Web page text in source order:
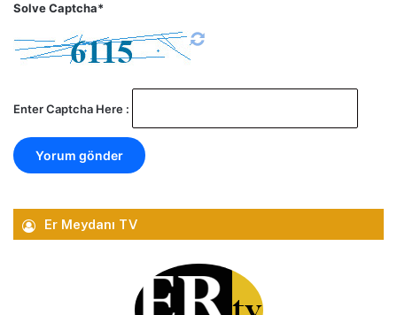
Solve Captcha*
Enter Captcha Here :
Er Meydanı TV